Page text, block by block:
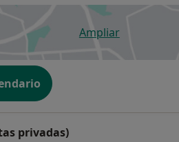
Ampliarse abre en una
privadas)